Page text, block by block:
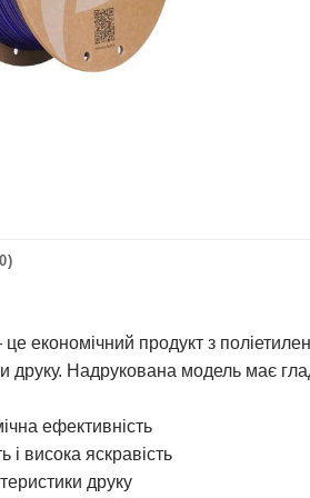
економічний продукт з
друку. Надрукована модель має
ефективність
і висока яскравість
друку